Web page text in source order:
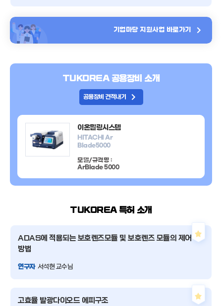
기업마당 지원사업 바로가기
TUKOREA 공용장비 소개
공용장비 견적내기
이온밀링시스템
HITACHI Ar
Blade5000
모델/규격명 :
ArBlade 5000
TUKOREA 특허 소개
ADAS에 적용되는 보호렌즈모듈 및 보호렌즈 모듈의 제어
방법
연구자 서석현 교수님
고효율 발광다이오드 에피구조